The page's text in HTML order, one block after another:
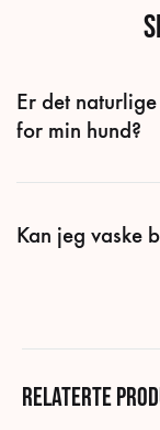
Er det
for min hund?
Kan jeg vaske
Relaterte